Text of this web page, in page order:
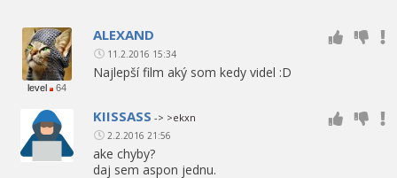
level 64
ALEXAND
11.2.2016 15:34
Najlepší film aký som kedy videl :D
KIISSASS -> >ekxn
2.2.2016 21:56
ake chyby?
daj sem aspon jednu.